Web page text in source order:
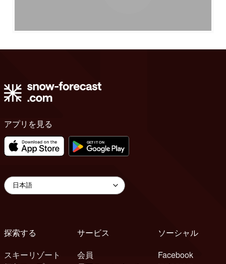
アプリを見る
探索する
スキーリゾート
サービス
会員
ソーシャル
Facebook